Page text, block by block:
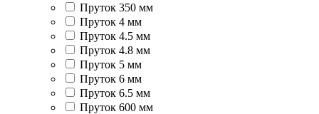
Пруток 350 мм
Пруток 4 мм
Пруток 4.5 мм
Пруток 4.8 мм
Пруток 5 мм
Пруток 6 мм
Пруток 6.5 мм
Пруток 600 мм